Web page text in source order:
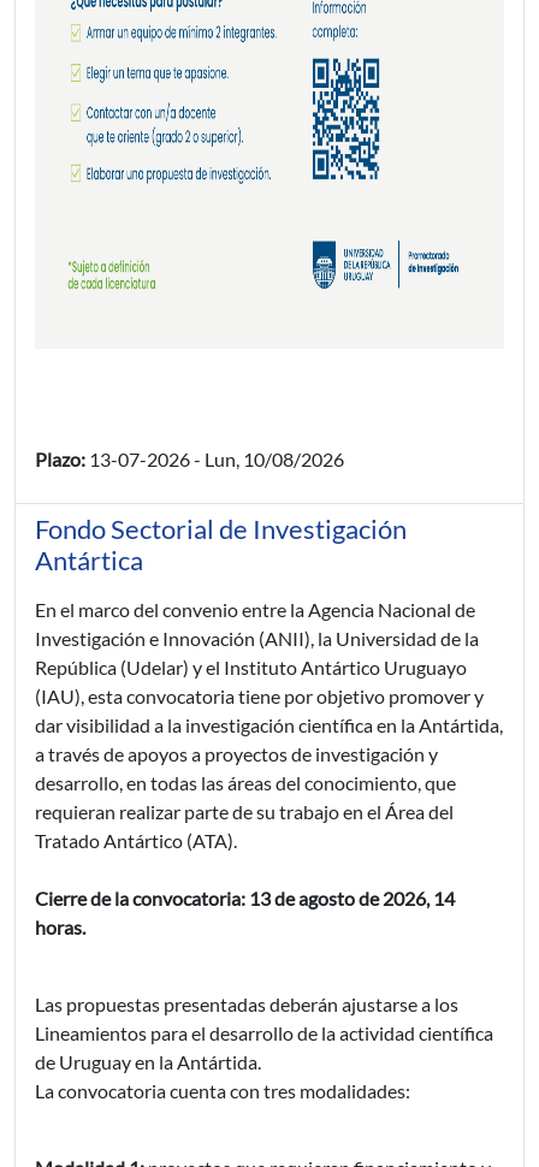
Plazo: 13-07-2026- Lun, 10/08/2026
Fondo Sectorial de Investigación
Antártica
En el marco del convenio entre la Agencia Nacional de
Investigación e Innovación (ANII), la Universidad de la
República (Udelar) y el Instituto Antártico Uruguayo
(IAU), esta convocatoria tiene por objetivo promover y
dar visibilidad a la investigación científica en la Antártida,
a través de apoyos a proyectos de investigación y
desarrollo, en todas las áreas del conocimiento, que
requieran realizar parte de su trabajo en el Área del
Tratado Antártico (ATA).
Cierre de la convocatoria: 13 de agosto de 2026, 14
horas.
Las propuestas presentadas deberán ajustarse a los
Lineamientos para el desarrollo de la actividad científica
de Uruguay en la Antártida.
La convocatoria cuenta con tres modalidades: